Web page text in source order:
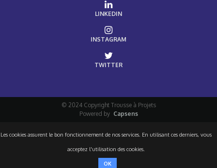
LINKEDIN
INSTAGRAM
TWITTER
© 2024 Copyright Trousse à Projets
Powered by Capsens
Les cookies assurent le bon fonctionnement de nos services. En utilisant ces derniers, vous
acceptez l'utilisation des cookies.
OK